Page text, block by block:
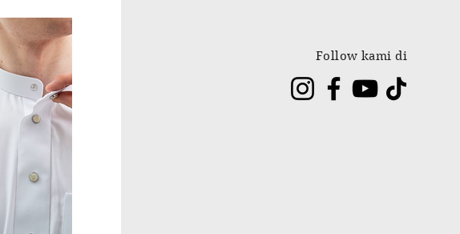
Follow kami di